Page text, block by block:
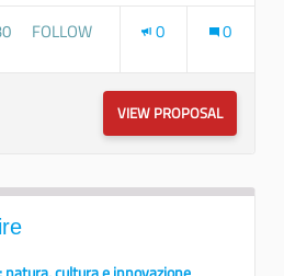
30 FOLLOWERS
FOLLOW 0 0
VIEW PROPOSAL